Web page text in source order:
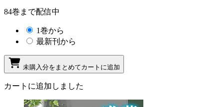
84巻まで配信中
1巻から
最新刊から
未購入分をまとめてカートに追加
カートに追加しました